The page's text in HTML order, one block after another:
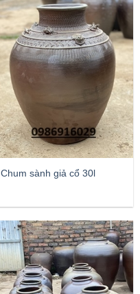
Chum sành giả cổ 30l